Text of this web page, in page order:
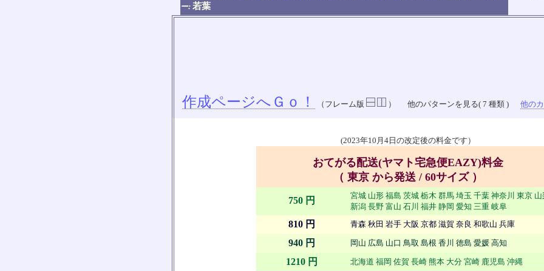
ー: 若葉
作成ページへＧｏ！ （フレーム版 ） 他のパターンを見る( 7 種類 ) 他の
(2023年10月4日の改定後の料金です）
おてがる配送(ヤマト宅急便EAZY)料金
（ 東京 から発送 / 60サイズ ）
750 円
宮城 山形 福島 茨城 栃木 群馬 埼玉 千葉 神奈川 東京 山
新潟 長野 富山 石川 福井 静岡 愛知 三重 岐阜
810 円 青森 秋田 岩手 大阪 京都 滋賀 奈良 和歌山 兵庫
940 円 岡山 広島 山口 鳥取 島根 香川 徳島 愛媛 高知
1210 円 北海道 福岡 佐賀 長崎 熊本 大分 宮崎 鹿児島 沖縄